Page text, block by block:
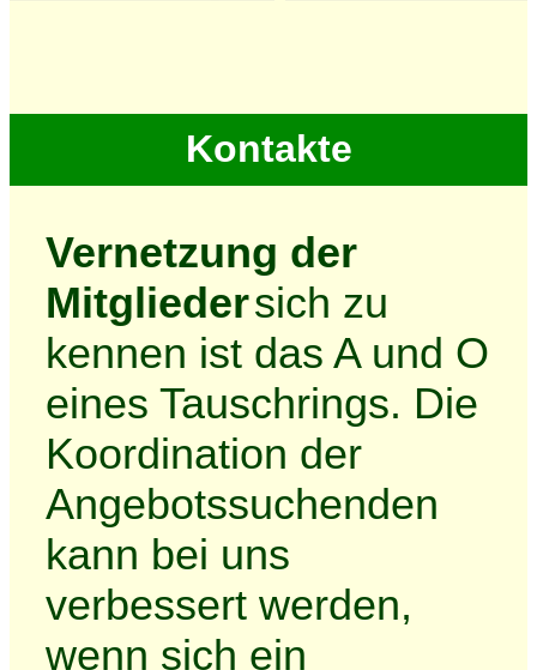
Kontakte
Vernetzung der
Mitgliedersich zu
kennen ist das A und O
eines Tauschrings. Die
Koordination der
Angebotssuchenden
kann bei uns
verbessert werden,
wenn sich ein